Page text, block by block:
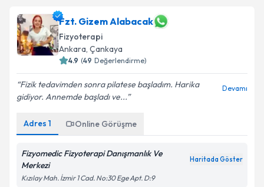
Fzt. Gizem Alabacak
Fizyoterapi
Ankara, Çankaya
4.9 (49 Değerlendirme)
Fizik tedavimden sonra pilatese başladım. Harika
gidiyor. Annemde başladı ve...
Devamı
Adres 1 Online Görüşme
Fizyomedic Fizyoterapi Danışmanlık Ve
Merkezi
Haritada Göster
Kızılay Mah. İzmir 1 Cad. No:30 Ege Apt. D:9